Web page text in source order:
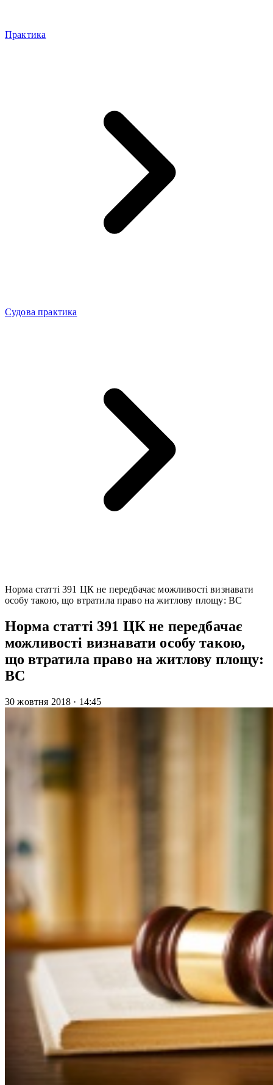
Практика
Судова практика
Норма статті 391 ЦК не передбачає можливості визнавати
особу такою, що втратила право на житлову площу: ВС
Норма статті 391 ЦК не передбачає
можливості визнавати особу такою,
що втратила право на житлову площу:
ВС
30 жовтня 2018 · 14:45